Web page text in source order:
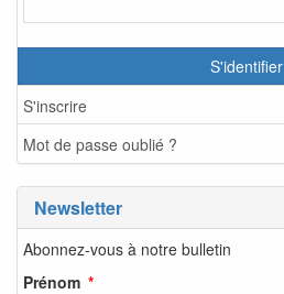
S'identifier
S'inscrire
Mot de passe oublié ?
Newsletter
Abonnez-vous à notre bulletin
Prénom